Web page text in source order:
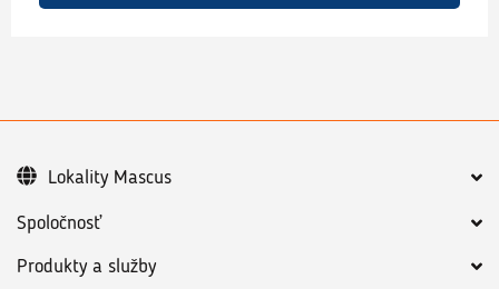
Spoločnosť
Produkty a služby
Lokality Mascus